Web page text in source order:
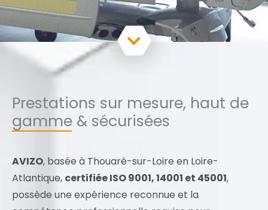
Prestations sur mesure, haut de
gamme & sécurisées
AVIZO, basée à Thouaré-sur-Loire en Loire-
Atlantique, certifiée ISO 9001, 14001 et 45001,
possède une expérience reconnue et la